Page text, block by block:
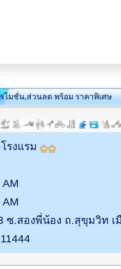
โมชั่น,ส่วนลด พร้อม ราคาพิเศษ
รงแรม
ซ.สองพี่น้อง ถ.สุขุมวิท เ